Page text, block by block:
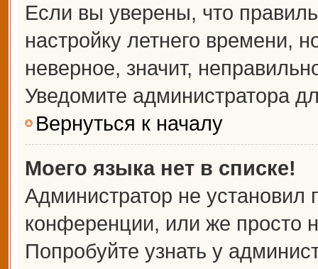
Если вы уверены, что
настройку летнего времени,
неверное, значит,
Уведомите администратора
Вернуться к началу
Моего языка нет в списке!
Администратор не установил
конференции, или же просто
Попробуйте узнать у